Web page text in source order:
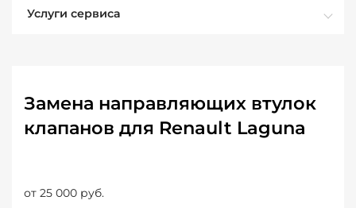
Услуги сервиса
Замена направляющих втулок
клапанов для Renault Laguna
от 25 000 руб.